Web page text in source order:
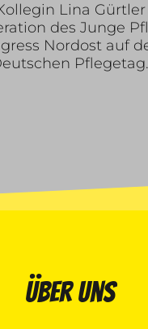
Lina
des Junge
Nordost auf
Pflegetag.
Über uns